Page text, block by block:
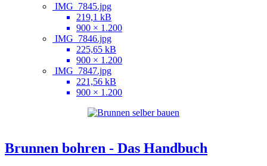
IMG_7845.jpg
219,1 kB
900 × 1.200
IMG_7846.jpg
225,65 kB
900 × 1.200
IMG_7847.jpg
221,56 kB
900 × 1.200
Brunnen bohren - Das Handbuch